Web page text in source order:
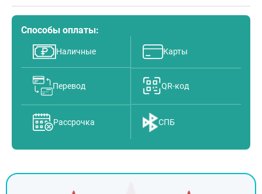
Способы оплаты:
Наличные Карты
Перевод QR-код
Рассрочка СПБ